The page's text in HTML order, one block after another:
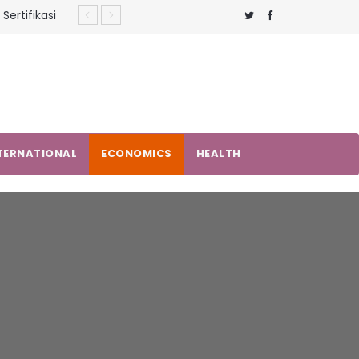
Perkara
ECONOMICS HEALTH